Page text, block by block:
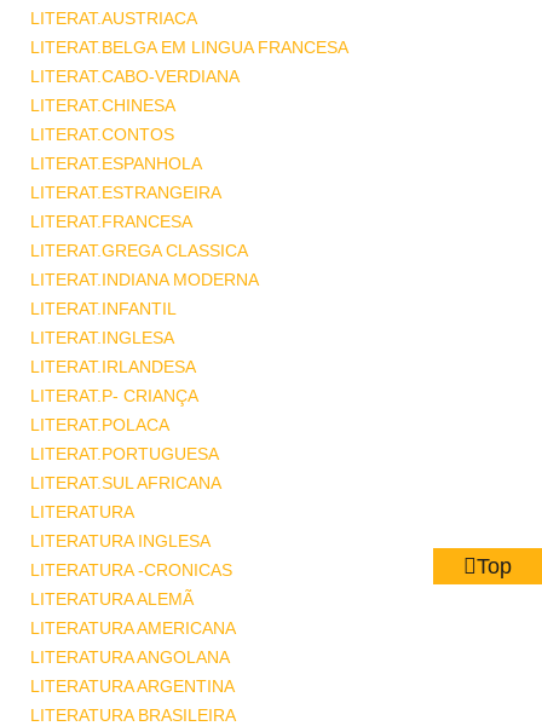
LITERAT.AUSTRIACA
LITERAT.BELGA EM LINGUA FRANCESA
LITERAT.CABO-VERDIANA
LITERAT.CHINESA
LITERAT.CONTOS
LITERAT.ESPANHOLA
LITERAT.ESTRANGEIRA
LITERAT.FRANCESA
LITERAT.GREGA CLASSICA
LITERAT.INDIANA MODERNA
LITERAT.INFANTIL
LITERAT.INGLESA
LITERAT.IRLANDESA
LITERAT.P- CRIANÇA
LITERAT.POLACA
LITERAT.PORTUGUESA
LITERAT.SUL AFRICANA
LITERATURA
LITERATURA INGLESA
LITERATURA -CRONICAS
LITERATURA ALEMÃ
LITERATURA AMERICANA
LITERATURA ANGOLANA
LITERATURA ARGENTINA
LITERATURA BRASILEIRA
Top